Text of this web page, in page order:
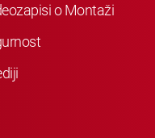
o Montaži